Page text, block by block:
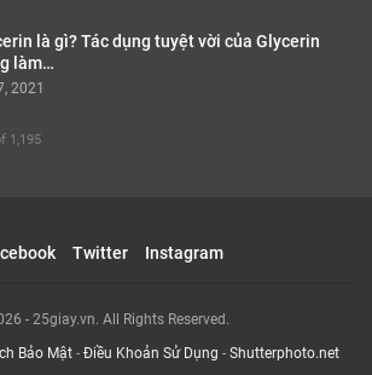
là gì? Tác dụng tuyệt vời của Glycerin
làm…
2021
1,195
Twitter Instagram
- 25giay.vn. All Rights Reserved.
Bảo Mật - Điều Khoản Sử Dụng - Shutterphoto.net